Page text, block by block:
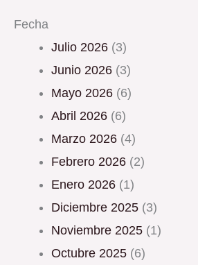
Fecha
julio 2026 (3)
junio 2026 (3)
mayo 2026 (6)
abril 2026 (6)
marzo 2026 (4)
febrero 2026 (2)
enero 2026 (1)
diciembre 2025 (3)
noviembre 2025 (1)
octubre 2025 (6)